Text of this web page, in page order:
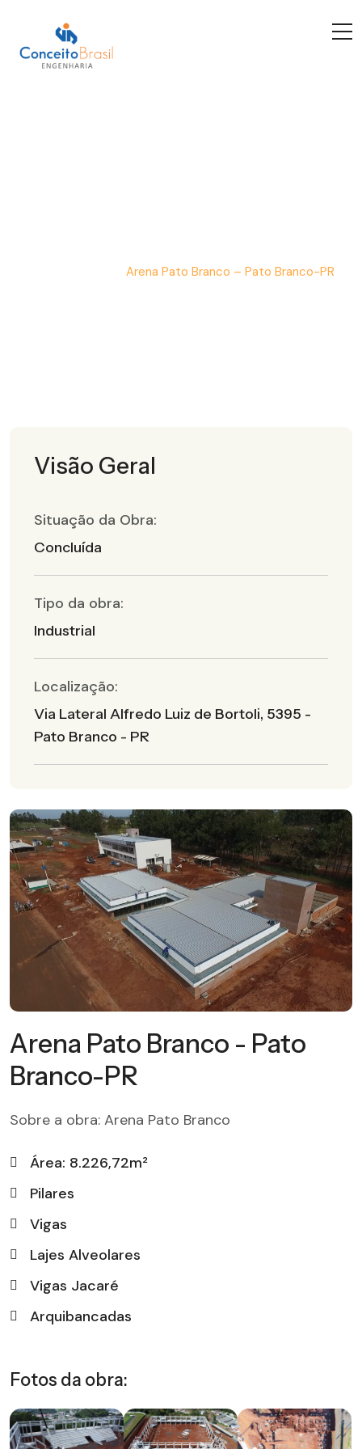
Arena Pato Branco – Pato Branco-PR
Visão Geral
Situação da Obra:
Concluída
Tipo da obra:
Industrial
Localização:
Via Lateral Alfredo Luiz de Bortoli, 5395 -
Pato Branco - PR
Arena Pato Branco - Pato
Branco-PR
Sobre a obra: Arena Pato Branco
Área: 8.226,72m²
Pilares
Vigas
Lajes Alveolares
Vigas Jacaré
Arquibancadas
Fotos da obra: